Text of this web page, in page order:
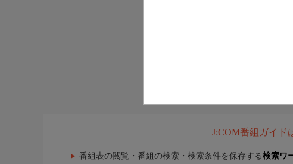
J:COM番組ガイド
番組表の閲覧・番組の検索・検索条件を保存する検索ワ